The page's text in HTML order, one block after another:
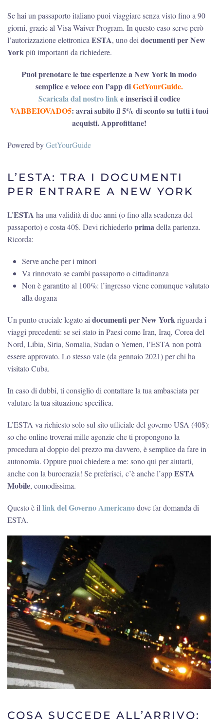
Se hai un passaporto italiano puoi viaggiare senza visto fino a 90
giorni, grazie al Visa Waiver Program. In questo caso serve però
l’autorizzazione elettronicaESTA, uno deidocumenti per New
Yorkpiù importanti da richiedere.
Puoi prenotare le tue esperienze a New York in modo
semplice e veloce con l’app diGetYourGuide.
Scaricala dal nostro linke inserisci il codice
VABBEIOVADO5: avrai subito il 5% di sconto su tutti i tuoi
acquisti. Approfittane!
Powered byGetYourGuide
L’ESTA: TRA I DOCUMENTI
PER ENTRARE A NEW YORK
L’ESTA ha una validità di due anni (o fino alla scadenza del
passaporto) e costa 40$. Devi richiederloprimadella partenza.
Ricorda:
Serve anche per i minori
Va rinnovato se cambi passaporto o cittadinanza
Non è garantito al 100%: l’ingresso viene comunque valutato
alla dogana
Un punto cruciale legato aidocumenti per New Yorkriguarda i
viaggi precedenti: se sei stato in Paesi come Iran, Iraq, Corea del
Nord, Libia, Siria, Somalia, Sudan o Yemen, l’ESTA non potrà
essere approvato. Lo stesso vale (da gennaio 2021) per chi ha
visitato Cuba.
In caso di dubbi, ti consiglio di contattare la tua ambasciata per
valutare la tua situazione specifica.
L’ESTA va richiesto solo sul sito ufficiale del governo USA (40$):
so che online troverai mille agenzie che ti propongono la
procedura al doppio del prezzo ma davvero, è semplice da fare in
autonomia. Oppure puoi chiedere a me: sono qui per aiutarti,
anche con la burocrazia! Se preferisci, c’è anche l’appESTA
Mobile, comodissima.
Questo è illink del Governo Americanodove far domanda di
ESTA.
COSA SUCCEDE ALL’ARRIVO: